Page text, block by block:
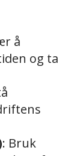
å
og ta
: Bruk